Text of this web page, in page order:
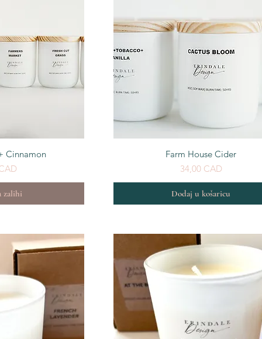
Cinnamon
zalihi
Brzi pregled
Farm House Cider
Cijena
34,00 CAD
Dodaj u košaricu